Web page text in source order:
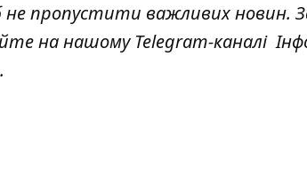
пропустити важливих новин.
на нашому Telegram-каналі
.